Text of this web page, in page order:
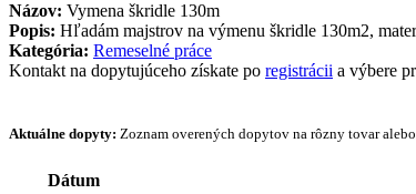
Názov: Vymena škridle 130m
Popis: Hľadám majstrov na výmenu škridle 130m2,
Kategória: Remeselné práce
Kontakt na dopytujúceho získate po registrácii a výbere
Aktuálne dopyty: Zoznam overených dopytov na rôzny tovar
Dátum